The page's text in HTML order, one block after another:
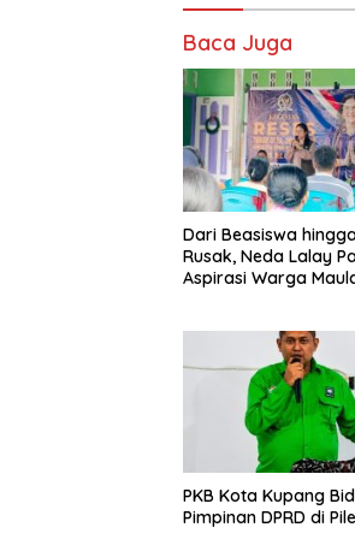
Baca Juga
Dari Beasiswa
Rusak, Neda Lalay
Aspirasi Warga
PKB Kota Kupang
Pimpinan DPRD di